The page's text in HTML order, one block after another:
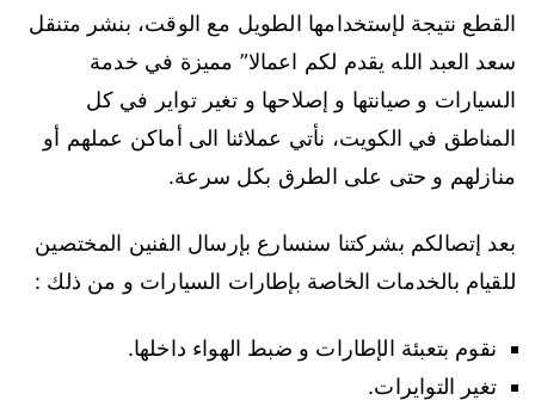
القطع نتيجة لإستخدامها الطويل مع الوقت، بنشر متنقل
سعد العبد الله يقدم لكم اعمالا” مميزة في خدمة
السيارات و صيانتها و إصلاحها و تغير تواير في كل
المناطق في الكويت، نأتي عملائنا الى أماكن عملهم أو
منازلهم و حتى على الطرق بكل سرعة.
بعد إتصالكم بشركتنا سنسارع بإرسال الفنين المختصين
للقيام بالخدمات الخاصة بإطارات السيارات و من ذلك :
نقوم بتعبئة الإطارات و ضبط الهواء داخلها.
تغير التوايرات.